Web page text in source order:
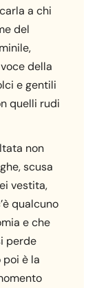
a chi
del
della
e gentili
quelli rudi
non
scusa
vestita,
qualcuno
e che
perde
è la